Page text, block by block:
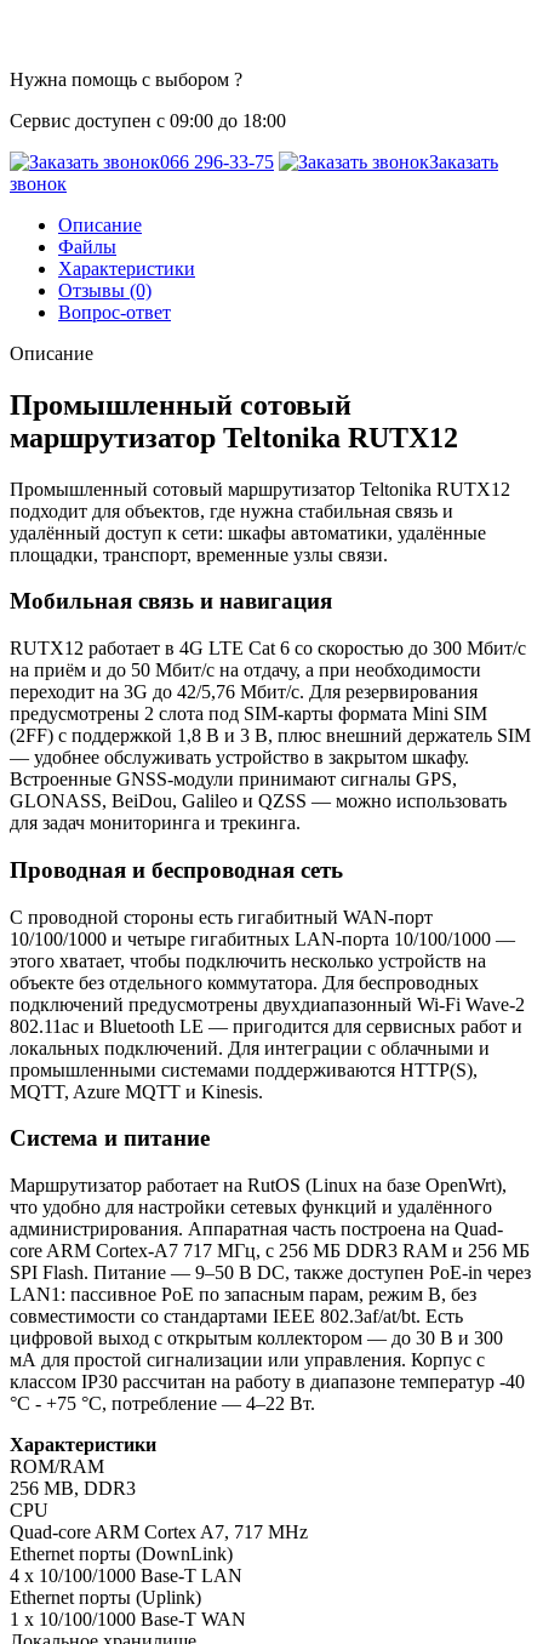
Нужна помощь с выбором ?
Сервис доступен с 09:00 до 18:00
066 296-33-75
Заказать
звонок
Описание
Файлы
Характеристики
Отзывы (0)
Вопрос-ответ
Описание
Промышленный сотовый
маршрутизатор Teltonika RUTX12
Промышленный сотовый маршрутизатор Teltonika RUTX12
подходит для объектов, где нужна стабильная связь и
удалённый доступ к сети: шкафы автоматики, удалённые
площадки, транспорт, временные узлы связи.
Мобильная связь и навигация
RUTX12 работает в 4G LTE Cat 6 со скоростью до 300 Мбит/с
на приём и до 50 Мбит/с на отдачу, а при необходимости
переходит на 3G до 42/5,76 Мбит/с. Для резервирования
предусмотрены 2 слота под SIM-карты формата Mini SIM
(2FF) с поддержкой 1,8 В и 3 В, плюс внешний держатель SIM
— удобнее обслуживать устройство в закрытом шкафу.
Встроенные GNSS-модули принимают сигналы GPS,
GLONASS, BeiDou, Galileo и QZSS — можно использовать
для задач мониторинга и трекинга.
Проводная и беспроводная сеть
С проводной стороны есть гигабитный WAN-порт
10/100/1000 и четыре гигабитных LAN-порта 10/100/1000 —
этого хватает, чтобы подключить несколько устройств на
объекте без отдельного коммутатора. Для беспроводных
подключений предусмотрены двухдиапазонный Wi-Fi Wave-2
802.11ac и Bluetooth LE — пригодится для сервисных работ и
локальных подключений. Для интеграции с облачными и
промышленными системами поддерживаются HTTP(S),
MQTT, Azure MQTT и Kinesis.
Система и питание
Маршрутизатор работает на RutOS (Linux на базе OpenWrt),
что удобно для настройки сетевых функций и удалённого
администрирования. Аппаратная часть построена на Quad-
core ARM Cortex-A7 717 МГц, с 256 МБ DDR3 RAM и 256 МБ
SPI Flash. Питание — 9–50 В DC, также доступен PoE-in через
LAN1: пассивное PoE по запасным парам, режим B, без
совместимости со стандартами IEEE 802.3af/at/bt. Есть
цифровой выход с открытым коллектором — до 30 В и 300
мА для простой сигнализации или управления. Корпус с
классом IP30 рассчитан на работу в диапазоне температур -40
°C - +75 °C, потребление — 4–22 Вт.
Характеристики
ROM/RAM
256 MB, DDR3
CPU
Quad-core ARM Cortex A7, 717 MHz
Ethernet порты (DownLink)
4 x 10/100/1000 Base-T LAN
Ethernet порты (Uplink)
1 x 10/100/1000 Base-T WAN